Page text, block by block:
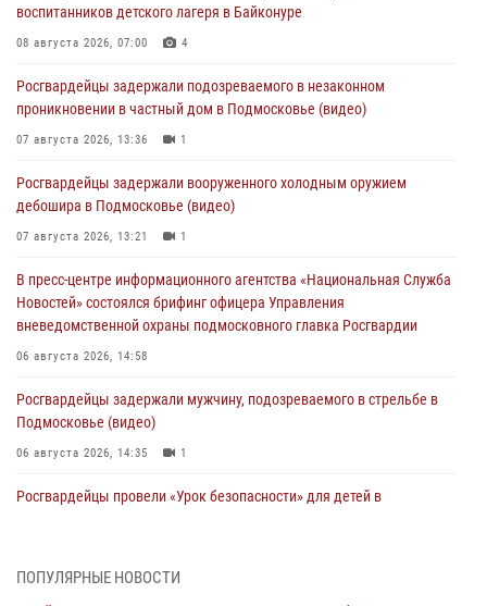
воспитанников детского лагеря в Байконуре
08 августа 2026, 07:00 4
Росгвардейцы задержали подозреваемого в незаконном
проникновении в частный дом в Подмосковье (видео)
07 августа 2026, 13:36 1
Росгвардейцы задержали вооруженного холодным оружием
дебошира в Подмосковье (видео)
07 августа 2026, 13:21 1
В пресс-центре информационного агентства «Национальная Служба
Новостей» состоялся брифинг офицера Управления
вневедомственной охраны подмосковного главка Росгвардии
06 августа 2026, 14:58
Росгвардейцы задержали мужчину, подозреваемого в стрельбе в
Подмосковье (видео)
06 августа 2026, 14:35 1
Росгвардейцы провели «Урок безопасности» для детей в
ПОПУЛЯРНЫЕ НОВОСТИ